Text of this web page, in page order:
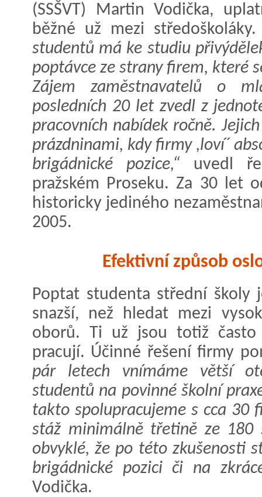
(SSŠVT) Martin Vodička,
běžné už mezi
studentů má ke studiu
poptávce ze strany firem, které
Zájem zaměstnavatelů o
posledních 20 let zvedl z
pracovních nabídek ročně.
prázdninami, kdy firmy ,loví´
brigádnické pozice,“ uvedl
pražském Proseku. Za 30 let
historicky jediného
2005.
Efektivní způsob
Poptat studenta střední školy
snazší, než hledat mezi
oborů. Ti už jsou totiž často
pracují. Účinné řešení firmy
pár letech vnímáme větší
studentů na povinné školní
takto spolupracujeme s cca 30
stáž minimálně třetině ze
obvyklé, že po této zkušenosti
brigádnické pozici či na
Vodička.